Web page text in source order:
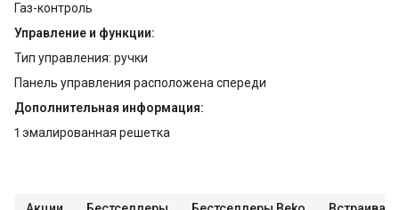
Газ-контроль
Управление и функции:
Тип управления: ручки
Панель управления расположена спереди
Дополнительная информация:
1 эмалированная решетка